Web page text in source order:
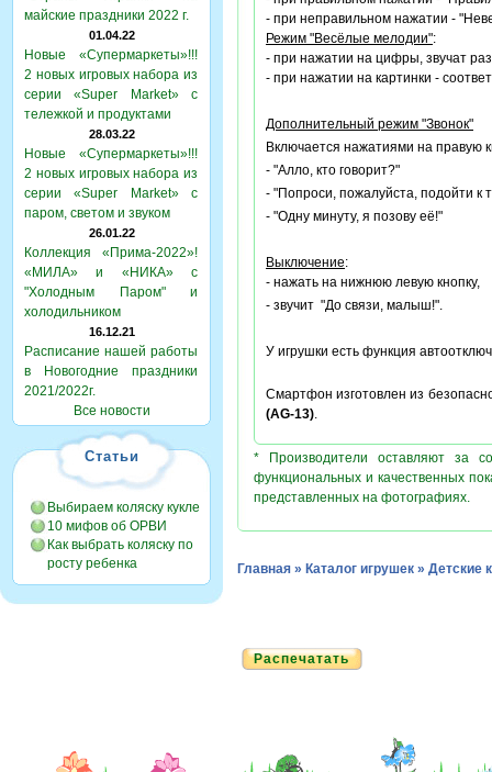
майские праздники 2022 г.
01.04.22
Новые «Супермаркеты»!!!
2 новых игровых набора из
серии «Super Market» с
тележкой и продуктами
28.03.22
Новые «Супермаркеты»!!!
2 новых игровых набора из
серии «Super Market» с
паром, светом и звуком
26.01.22
Коллекция «Прима-2022»!
«МИЛА» и «НИКА» с
"Холодным Паром" и
холодильником
16.12.21
Расписание нашей работы
в Новогодние праздники
2021/2022г.
Все новости
Статьи
Выбираем коляску кукле
10 мифов об ОРВИ
Как выбрать коляску по
росту ребенка
- при неправильном нажатии -
Режим "Весёлые мелодии":
- при нажатии на цифры, звучат
- при нажатии на картинки -
Дополнительный режим "Звонок"
Включается нажатиями на правую
- "Алло, кто говорит?"
- "Попроси, пожалуйста, подойти к
- "Одну минуту, я позову её!"
Выключение:
- нажать на нижнюю левую кнопку,
- звучит "До связи, малыш!".
У игрушки есть функция
Смартфон изготовлен из
(AG-13).
* Производители оставляют за
функциональных и качественных
представленных на фотографиях.
Главная » Каталог игрушек » Детские
Распечатать